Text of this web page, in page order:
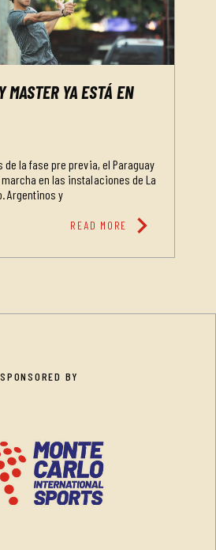
MASTER YA ESTÁ EN
la fase pre previa, el Paraguay
en las instalaciones de La
Argentinos y
READ MORE chevron_right
SPONSORED BY